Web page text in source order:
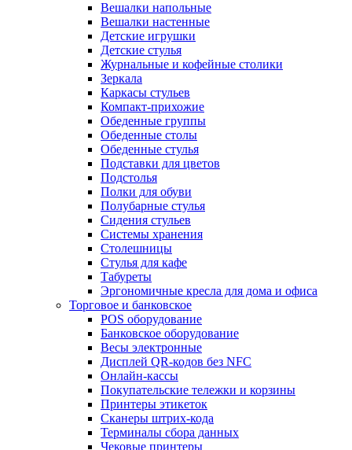
Вешалки напольные
Вешалки настенные
Детские игрушки
Детские стулья
Журнальные и кофейные столики
Зеркала
Каркасы стульев
Компакт-прихожие
Обеденные группы
Обеденные столы
Обеденные стулья
Подставки для цветов
Подстолья
Полки для обуви
Полубарные стулья
Сидения стульев
Системы хранения
Столешницы
Стулья для кафе
Табуреты
Эргономичные кресла для дома и офиса
Торговое и банковское
POS оборудование
Банковское оборудование
Весы электронные
Дисплей QR-кодов без NFC
Онлайн-кассы
Покупательские тележки и корзины
Принтеры этикеток
Сканеры штрих-кода
Терминалы сбора данных
Чековые принтеры